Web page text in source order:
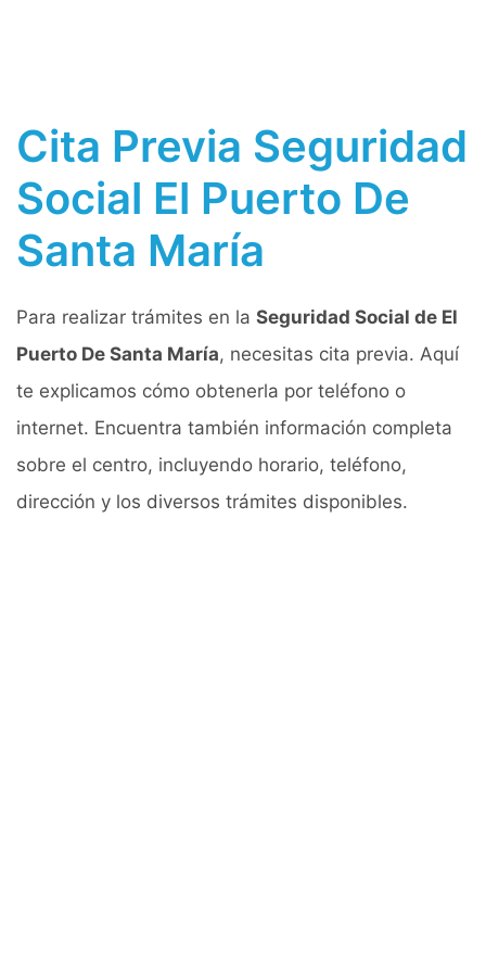
Cita Previa Seguridad
Social El Puerto De
Santa María
Para realizar trámites en la Seguridad Social de El
Puerto De Santa María, necesitas cita previa. Aquí
te explicamos cómo obtenerla por teléfono o
internet. Encuentra también información completa
sobre el centro, incluyendo horario, teléfono,
dirección y los diversos trámites disponibles.